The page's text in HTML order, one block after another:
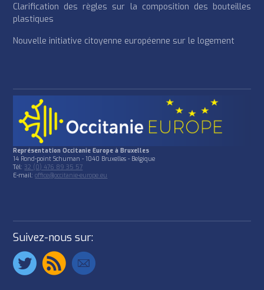
Clarification des règles sur la composition des bouteilles
plastiques
Nouvelle initiative citoyenne européenne sur le logement
Représentation Occitanie Europe à Bruxelles
14 Rond-point Schuman - 1040 Bruxelles - Belgique
Tél:32 (0) 476 89 35 57
E-mail:office@occitanie-europe.eu
Suivez-nous sur: